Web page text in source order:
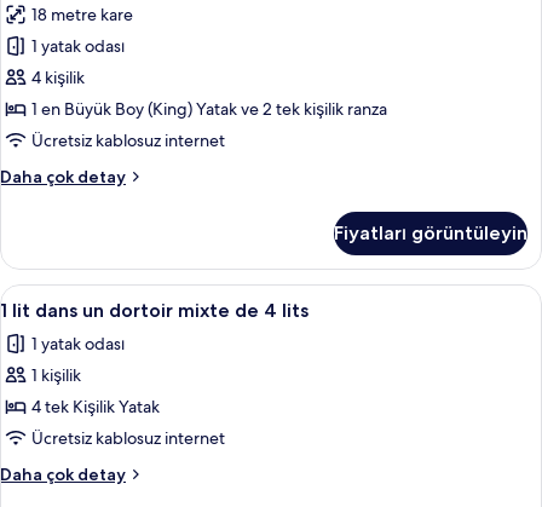
vue
Fourvière)
hakkında
daha
fazla
detay
Kişilik
Oda
için
tüm
fotoğrafları
18 metre kare
1 yatak odası
4 kişilik
1 en Büyük Boy (King) Yatak ve 2 tek kişilik ranza
Ücretsiz kablosuz internet
Daha çok detay
Comfort
hakkında
daha
fazla
Fiyatları görüntüleyin
1
lit
dans
un
dortoir
mixte
de
4
Ses yalıtımı, ücretsiz kablosuz İnternet
6
1 lit dans un dortoir mixte de 4 lits
1 yatak odası
1 kişilik
4 tek Kişilik Yatak
Ücretsiz kablosuz internet
Daha çok detay
1